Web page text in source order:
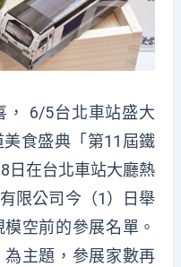
， 6/5台北車站盛大
食盛典「第11屆鐵
日在台北車站大廳熱
限公司今（1）日舉
空前的參展名單。
主題，參展家數再